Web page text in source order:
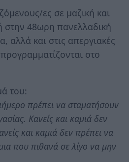
ες σε μαζική και
στην 48ωρη πανελλαδική
αλλά και στις απεργιακές
στο
του:
πρέπει να σταματήσουν
Κανείς και καμιά δεν
και καμιά δεν πρέπει να
που πιθανά σε λίγο να μην